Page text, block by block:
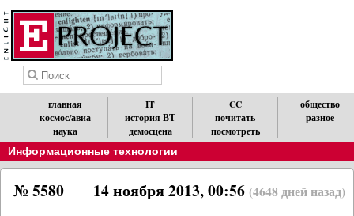
главная
космос/авиа
наука
IT
история ВТ
демосцена
CC
почитать
посмотреть
общество
разное
Информационные технологии
14 ноября 2013, 00:56 (4648 дней назад)
№ 5580